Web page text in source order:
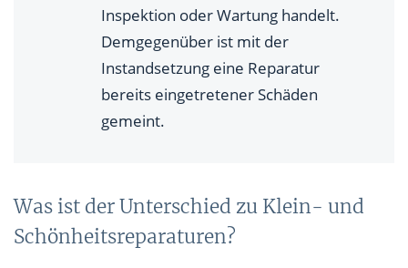
Inspektion oder Wartung handelt.
Demgegenüber ist mit der
Instandsetzung eine Reparatur
bereits eingetretener Schäden
gemeint.
Was ist der Unterschied zu Klein- und
Schönheitsreparaturen?